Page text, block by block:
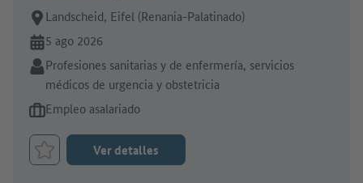
Lugar de trabajo:
Landscheid, Eifel (Renania-Palatinado)
En línea desde:
5 ago 2026
Sector:
Profesiones sanitarias y de enfermería, servicios
médicos de urgencia y obstetricia
Tipo de oferta de empleo:
Empleo asalariado
Marcar el trabajo como favorito
Ver detalles